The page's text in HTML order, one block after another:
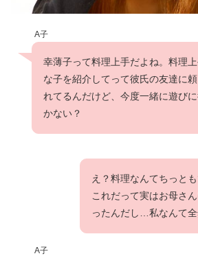
A子
幸薄子って料理上手だよね。料理
な子を紹介してって彼氏の友達に頼
れてるんだけど、今度一緒に遊び
かない？
え？料理なんてちっと
これだって実はお母さ
ったんだし…私なんて全
A子